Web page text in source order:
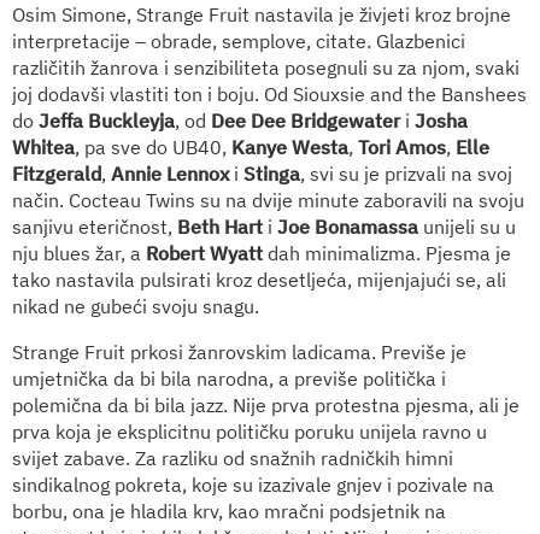
Osim Simone, Strange Fruit nastavila je živjeti kroz brojne
interpretacije – obrade, semplove, citate. Glazbenici
različitih žanrova i senzibiliteta posegnuli su za njom, svaki
joj dodavši vlastiti ton i boju. Od Siouxsie and the Banshees
do Jeffa Buckleyja, od Dee Dee Bridgewateri Josha
Whitea, pa sve do UB40, Kanye Westa, Tori Amos, Elle
Fitzgerald, Annie Lennoxi Stinga, svi su je prizvali na svoj
način. Cocteau Twins su na dvije minute zaboravili na svoju
sanjivu eteričnost, Beth Hart i Joe Bonamassa unijeli su u
nju blues žar, a Robert Wyatt dah minimalizma. Pjesma je
tako nastavila pulsirati kroz desetljeća, mijenjajući se, ali
nikad ne gubeći svoju snagu.
Strange Fruit prkosi žanrovskim ladicama. Previše je
umjetnička da bi bila narodna, a previše politička i
polemična da bi bila jazz. Nije prva protestna pjesma, ali je
prva koja je eksplicitnu političku poruku unijela ravno u
svijet zabave. Za razliku od snažnih radničkih himni
sindikalnog pokreta, koje su izazivale gnjev i pozivale na
borbu, ona je hladila krv, kao mračni podsjetnik na